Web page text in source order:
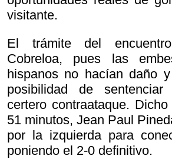
visitante.
El trámite del
Cobreloa, pues las
hispanos no hacían daño
posibilidad de
certero contraataque.
51 minutos, Jean Paul
por la izquierda para
poniendo el 2-0 definitivo.